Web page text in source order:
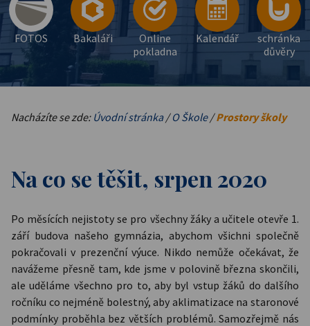
FOTOS Bakaláři
Online
pokladna
Kalendář
schránka
důvěry
Nacházíte se zde: Úvodní stránka/O Škole/Prostory školy
Na co se těšit, srpen 2020
Po měsících nejistoty se pro všechny žáky a učitele otevře 1.
září budova našeho gymnázia, abychom všichni společně
pokračovali v prezenční výuce. Nikdo nemůže očekávat, že
navážeme přesně tam, kde jsme v polovině března skončili,
ale uděláme všechno pro to, aby byl vstup žáků do dalšího
ročníku co nejméně bolestný, aby aklimatizace na staronové
podmínky proběhla bez větších problémů. Samozřejmě nás